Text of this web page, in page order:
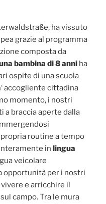
ha vissuto
grazie al programma
composta da
bambina di 8 anni ha
ospite di una scuola
accogliente cittadina
momento, i nostri
a braccia aperte dalla
routine a tempo
in lingua
veicolare
opportunità per i nostri
e arricchire il
campo. Tra le mura